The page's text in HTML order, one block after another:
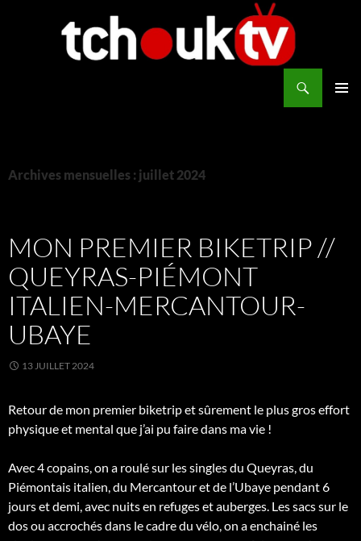
Archives mensuelles : juillet 2024
MON PREMIER BIKETRIP //
QUEYRAS-PIÉMONT
ITALIEN-MERCANTOUR-
UBAYE
13 JUILLET 2024
Retour de mon premier biketrip et sûrement le plus gros effort
physique et mental que j’ai pu faire dans ma vie !
Avec 4 copains, on a roulé sur les singles du Queyras, du
Piémontais italien, du Mercantour et de l’Ubaye pendant 6
jours et demi, avec nuits en refuges et auberges. Les sacs sur le
dos ou accrochés dans le cadre du vélo, on a enchainé les